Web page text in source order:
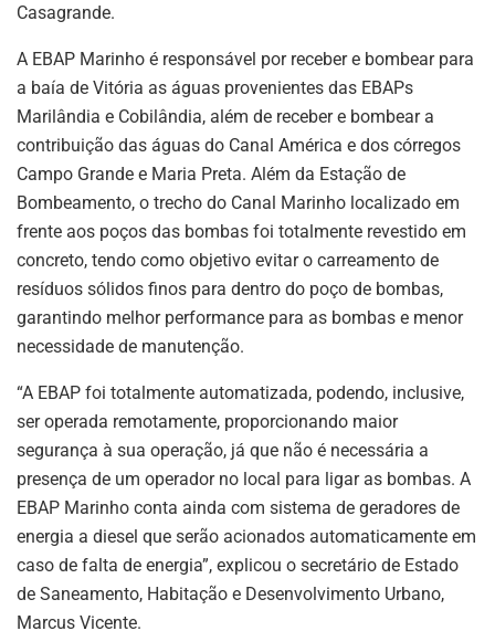
Casagrande.
A EBAP Marinho é responsável por receber e bombear para
a baía de Vitória as águas provenientes das EBAPs
Marilândia e Cobilândia, além de receber e bombear a
contribuição das águas do Canal América e dos córregos
Campo Grande e Maria Preta. Além da Estação de
Bombeamento, o trecho do Canal Marinho localizado em
frente aos poços das bombas foi totalmente revestido em
concreto, tendo como objetivo evitar o carreamento de
resíduos sólidos finos para dentro do poço de bombas,
garantindo melhor performance para as bombas e menor
necessidade de manutenção.
“A EBAP foi totalmente automatizada, podendo, inclusive,
ser operada remotamente, proporcionando maior
segurança à sua operação, já que não é necessária a
presença de um operador no local para ligar as bombas. A
EBAP Marinho conta ainda com sistema de geradores de
energia a diesel que serão acionados automaticamente em
caso de falta de energia”, explicou o secretário de Estado
de Saneamento, Habitação e Desenvolvimento Urbano,
Marcus Vicente.